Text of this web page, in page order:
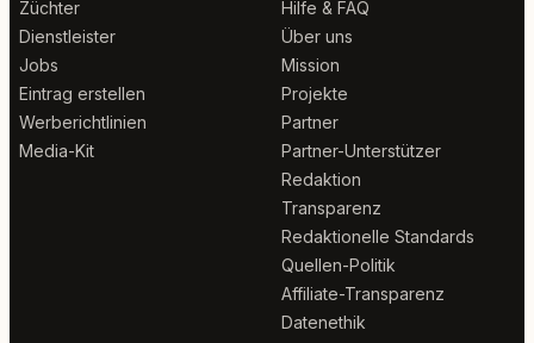
Züchter
Dienstleister
Jobs
Eintrag erstellen
Werberichtlinien
Media-Kit
Hilfe & FAQ
Über uns
Mission
Projekte
Partner
Partner-Unterstützer
Redaktion
Transparenz
Redaktionelle Standards
Quellen-Politik
Affiliate-Transparenz
Datenethik